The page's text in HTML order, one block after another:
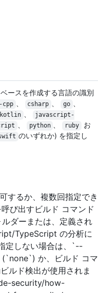
ースを作成する言語の識別
cpp csharp go
javascript-
python ruby
お
のいずれか) を指定し
するか、複数回指定でき
び出すビルド コマンド
ダーまたは、定義され
TypeScript の分析に
定しない場合は、`--
か、ビルド コマ
ルド検出が使用されま
security/how-